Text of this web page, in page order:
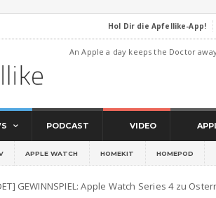
Hol Dir die Apfellike-App!
An Apple a day keeps the Doctor
PODCAST VIDEO
APPLE WATCH HOMEKIT HOMEPOD
GEWINNSPIEL: Apple Watch Series 4 zu